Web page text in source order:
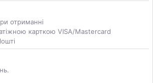
отриманні
карткою VISA/Mastercard